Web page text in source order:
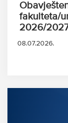
fakulteta/
2026/
08.07.2026.